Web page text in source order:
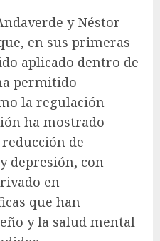
y Néstor
en sus primeras
aplicado dentro de
permitido
la regulación
ha mostrado
de
depresión, con
en
que han
y la salud mental